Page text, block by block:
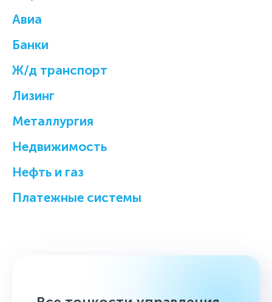
Авиа
Банки
Ж/д транспорт
Лизинг
Металлургия
Недвижимость
Нефть и газ
Платежные системы